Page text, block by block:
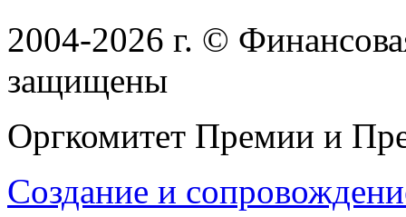
2004-2026 г. ©
защищены
Оргкомитет Премии и
Создание и